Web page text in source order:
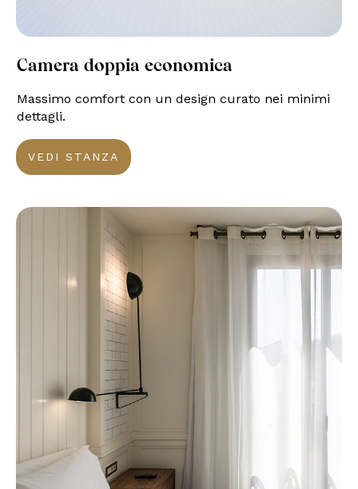
Camera doppia economica
Massimo comfort con un design curato nei minimi
dettagli.
VEDI STANZA